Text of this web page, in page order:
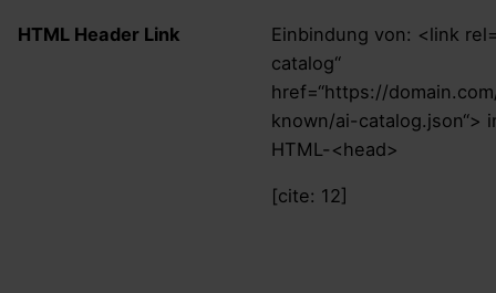
HTML Header Link
Einbindung von: <link
catalog“
href=“https://
known/ai-catalog.json“>
HTML-<head>
[cite: 12]